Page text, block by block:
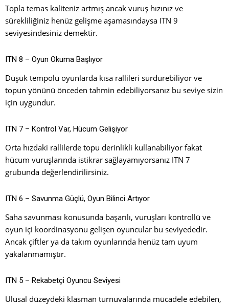
Topla temas kaliteniz artmış ancak vuruş hızınız ve
sürekliliğiniz henüz gelişme aşamasındaysa ITN 9
seviyesindesiniz demektir.
ITN 8 – Oyun Okuma Başlıyor
Düşük tempolu oyunlarda kısa rallileri sürdürebiliyor ve
topun yönünü önceden tahmin edebiliyorsanız bu seviye sizin
için uygundur.
ITN 7 – Kontrol Var, Hücum Gelişiyor
Orta hızdaki rallilerde topu derinlikli kullanabiliyor fakat
hücum vuruşlarında istikrar sağlayamıyorsanız ITN 7
grubunda değerlendirilirsiniz.
ITN 6 – Savunma Güçlü, Oyun Bilinci Artıyor
Saha savunması konusunda başarılı, vuruşları kontrollü ve
oyun içi koordinasyonu gelişen oyuncular bu seviyededir.
Ancak çiftler ya da takım oyunlarında henüz tam uyum
yakalanmamıştır.
ITN 5 – Rekabetçi Oyuncu Seviyesi
Ulusal düzeydeki klasman turnuvalarında mücadele edebilen,